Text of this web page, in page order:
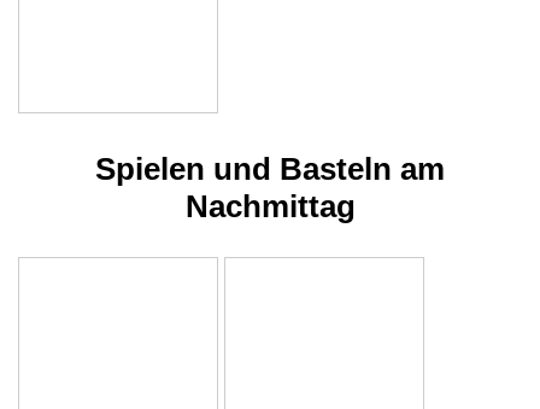
Spielen und Basteln am
Nachmittag